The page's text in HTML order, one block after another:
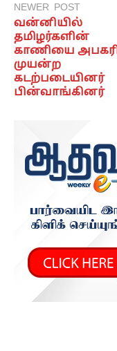
NEWER POST
வன்னியில்
தமிழர்களின்
காணியை
முயன்ற
கடற்படையினர்
பின்வாங்கினர்